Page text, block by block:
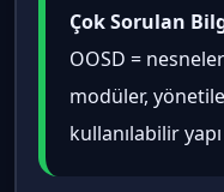
Çok Sorulan
OOSD =
modüler,
kullanılabilir